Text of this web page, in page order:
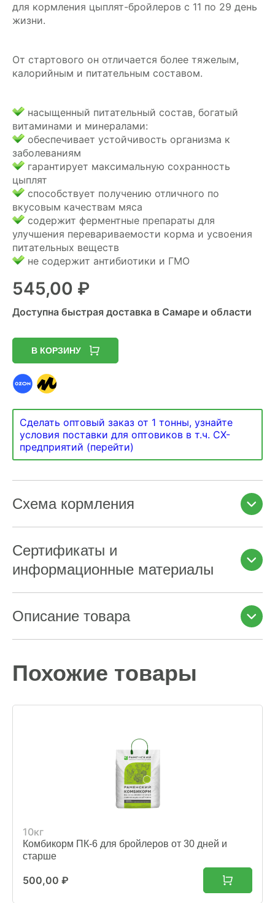
для кормления цыплят-бройлеров с 11 по 29 день
жизни.
От стартового он отличается более тяжелым,
калорийным и питательным составом.
насыщенный питательный состав, богатый
витаминами и минералами:
обеспечивает устойчивость организма к
заболеваниям
гарантирует максимальную сохранность
цыплят
способствует получению отличного по
вкусовым качествам мяса
содержит ферментные препараты для
улучшения перевариваемости корма и усвоения
питательных веществ
не содержит антибиотики и ГМО
545,00 ₽
Доступна быстрая доставка в Самаре и области
В КОРЗИНУ
Сделать оптовый заказ от 1 тонны, узнайте
условия поставки для оптовиков в т.ч. СХ-
предприятий (перейти)
Схема кормления
Сертификаты и
информационные материалы
Описание товара
Похожие товары
10кг
Комбикорм ПК-6 для бройлеров от 30 дней и
старше
500,00 ₽